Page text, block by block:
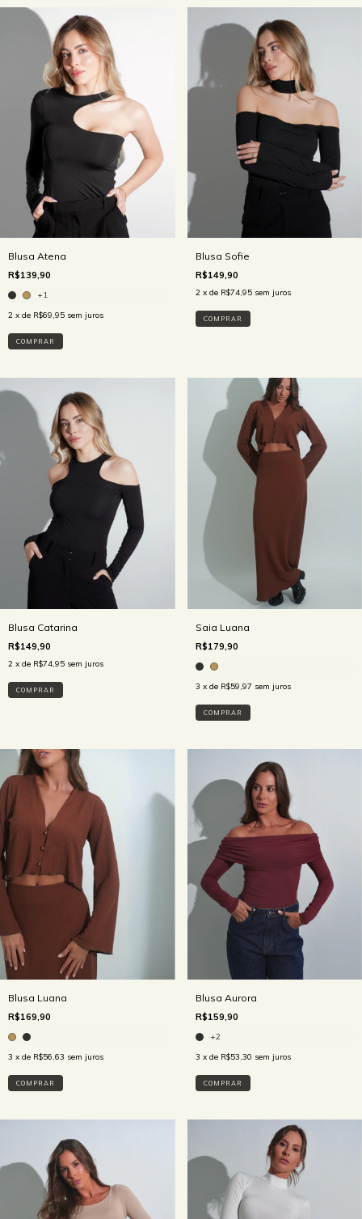
Blusa Atena
R$139,90
+1
2 x de R$69,95 sem juros
COMPRAR
Blusa Sofie
R$149,90
2 x de R$74,95 sem juros
COMPRAR
Blusa Catarina
R$149,90
2 x de R$74,95 sem juros
COMPRAR
Saia Luana
R$179,90
3 x de R$59,97 sem juros
COMPRAR
Blusa Luana
R$169,90
3 x de R$56,63 sem juros
COMPRAR
Blusa Aurora
R$159,90
+2
3 x de R$53,30 sem juros
COMPRAR